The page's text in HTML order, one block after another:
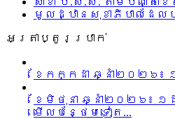
មូលដ្ឋានសុខាភិបាលដែ
អត្រាប្តូរប្រាក់
ខែកក្កដា ឆ្នាំ២០២៦
ខែមិថុនា ឆ្នាំ២០២៦៖
មើលបន្ថែមទៀត...